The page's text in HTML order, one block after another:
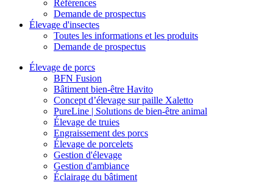
Références
Demande de prospectus
Élevage d'insectes
Toutes les informations et les produits
Demande de prospectus
Élevage de porcs
BFN Fusion
Bâtiment bien-être Havito
Concept d’élevage sur paille Xaletto
PureLine | Solutions de bien-être animal
Élevage de truies
Engraissement des porcs
Élevage de porcelets
Gestion d'élevage
Gestion d'ambiance
Éclairage du bâtiment